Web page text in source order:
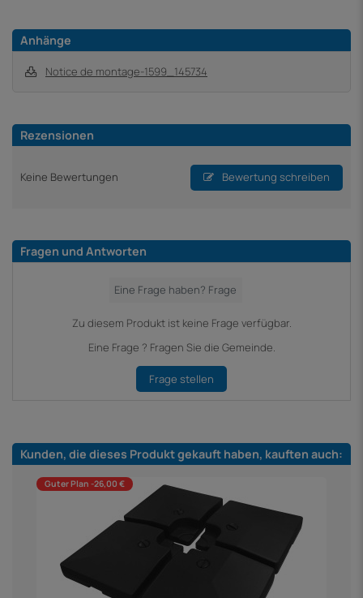
Anhänge
Notice de montage-1599_145734
Rezensionen
Keine Bewertungen Bewertung schreiben
Fragen und Antworten
Zu diesem Produkt ist keine Frage verfügbar.
Eine Frage ? Fragen Sie die Gemeinde.
Frage stellen
Kunden, die dieses Produkt gekauft haben, kauften auch:
Guter Plan -26,00 €